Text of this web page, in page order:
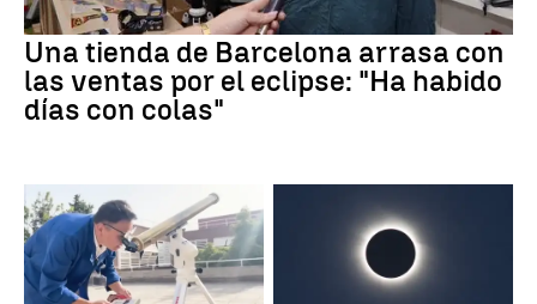
Una tienda de Barcelona arrasa con
las ventas por el eclipse: "Ha habido
días con colas"